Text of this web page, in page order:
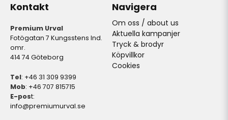
Kontakt
Premium Urval
Fotögatan 7 Kungsstens Ind.
omr.
414 74 Göteborg
Tel: +46 31 309 9399
Mob: +46 707 815715
E-post:
info@premiumurval.se
Navigera
Om oss / about us
Aktuella kampanjer
Tryck & brodyr
Köpvillkor
Cookies